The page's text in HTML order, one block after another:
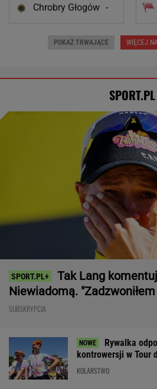
Chrobry Głogów -
POKAŻ TRWAJĄCE WIĘCEJ NA
SPORT.PL
Tak Lang
Niewiadomą.
SUBSKRYPCJA
Rywalka
kontrowersji w Tour
KOLARSTWO